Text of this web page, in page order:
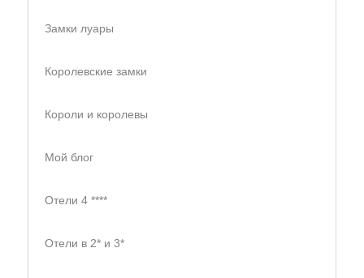
Замки луары
Королевские замки
Короли и королевы
Мой блог
Отели 4 ****
Отели в 2* и 3*